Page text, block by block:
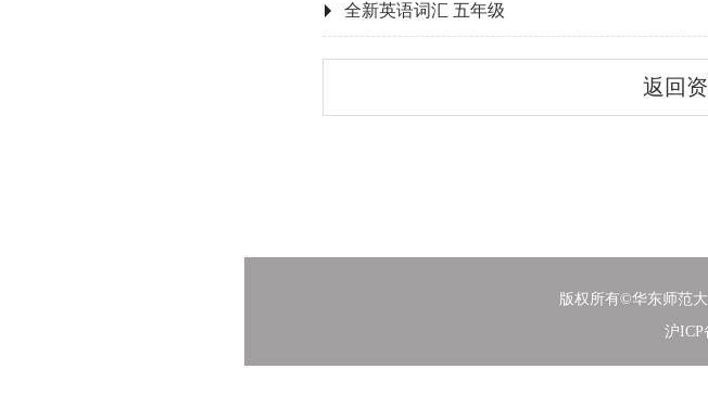
全新英语词汇 五年级
返回
版权所有©华东师范
沪ICP